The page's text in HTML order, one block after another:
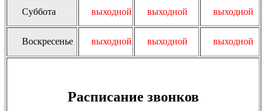
Суббота выходной выходной выходной
Воскресенье выходной выходной выходной
Расписание звонков